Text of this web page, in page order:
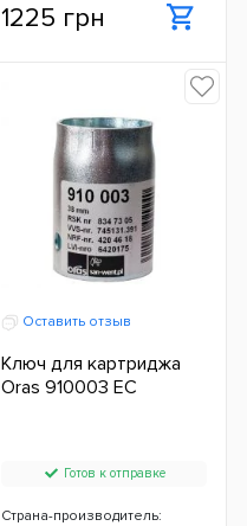
1225 грн
Оставить отзыв
Ключ для картриджа
Oras 910003 ЕС
Готов к отправке
Страна-производитель: